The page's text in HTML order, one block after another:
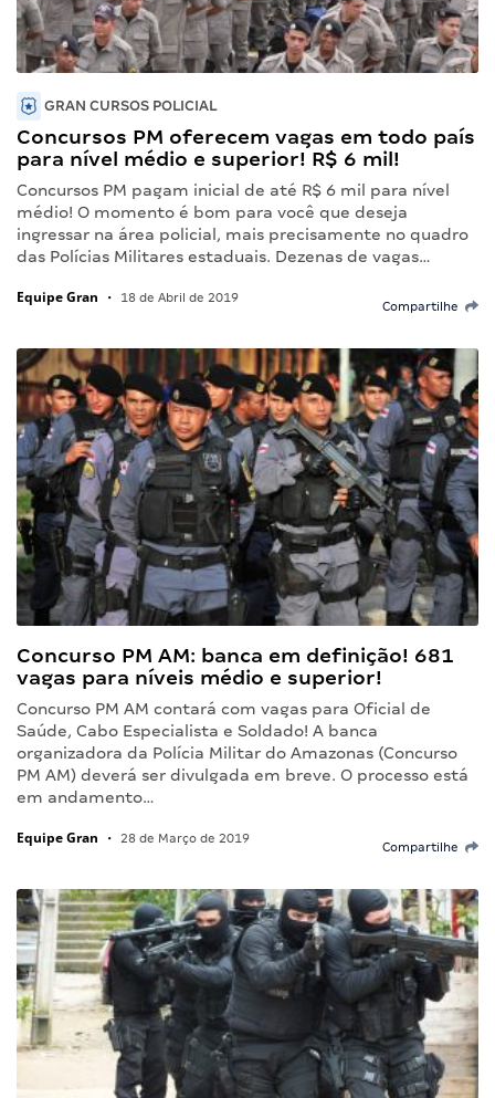
GRAN CURSOS POLICIAL
Concursos PM oferecem vagas em todo país
para nível médio e superior! R$ 6 mil!
Concursos PM pagam inicial de até R$ 6 mil para nível
médio! O momento é bom para você que deseja
ingressar na área policial, mais precisamente no quadro
das Polícias Militares estaduais. Dezenas de vagas…
Equipe Gran • 18 de Abril de 2019
Compartilhe
Concurso PM AM: banca em definição! 681
vagas para níveis médio e superior!
Concurso PM AM contará com vagas para Oficial de
Saúde, Cabo Especialista e Soldado! A banca
organizadora da Polícia Militar do Amazonas (Concurso
PM AM) deverá ser divulgada em breve. O processo está
em andamento…
Equipe Gran • 28 de Março de 2019
Compartilhe